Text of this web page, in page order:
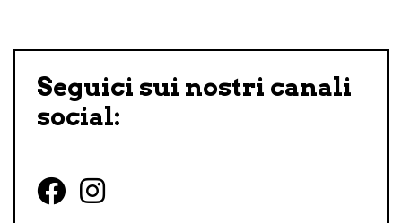
Seguici sui nostri canali
social: